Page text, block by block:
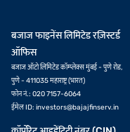
बजाज फाइनेंस लिमिटेड रज़िस्टर्ड
ऑफिस
बजाज ऑटो लिमिटेड कॉम्प्लेक्स मुंबई - पुणे रोड,
पुणे - 411035 महाराष्ट्र (भारत)
फोन नं.: 020 7157-6064
ईमेल ID: investors@bajajfinserv.in